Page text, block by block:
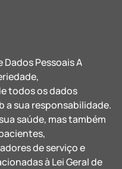
Dados Pessoais A
todos os dados
a sua responsabilidade.
saúde, mas também
de serviço e
à Lei Geral de